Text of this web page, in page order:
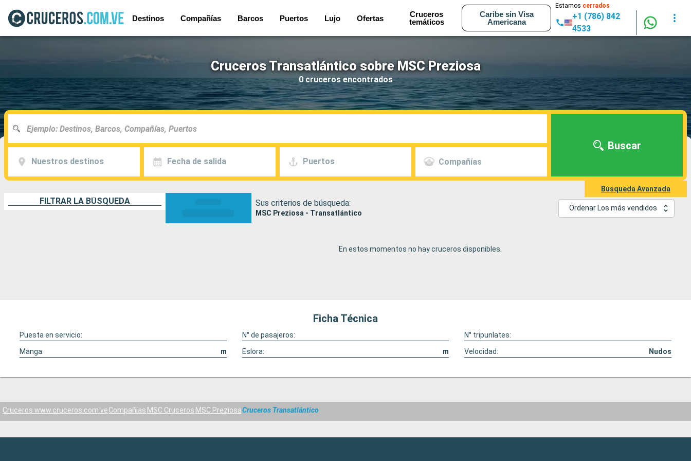
Destinos Compañías Barcos Puertos Lujo Ofertas
Cruceros
temáticos
Caribe sin Visa
Americana
Estamos cerrados
+1 (786) 842
4533
Cruceros Transatlántico sobre MSC Preziosa
0 cruceros encontrados
Nuestros destinos Fecha de salida Puertos Compañías
Buscar
Búsqueda Avanzada
FILTRAR LA BÚSQUEDA Sus criterios de búsqueda:
MSC Preziosa - Transatlántico
Ordenar Los más vendidos
En estos momentos no hay cruceros disponibles.
Ficha Técnica
Puesta en servicio: N° de pasajeros:
N° tripunlates:
Manga:
m Eslora: m Velocidad: Nudos
Cruceros www.cruceros.com.veCompañías MSC Cruceros MSC PreziosaCruceros Transatlántico